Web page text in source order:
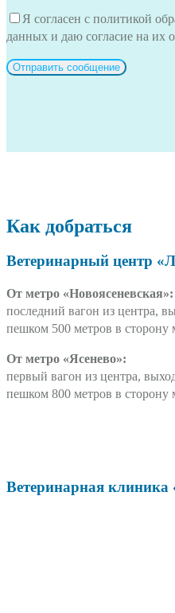
Я согласен с политикой
данных и даю согласие на их
Как добраться
Ветеринарный центр
От метро «Новоясеневская»:
последний вагон из центра,
пешком 500 метров в сторону
От метро «Ясенево»:
первый вагон из центра,
пешком 800 метров в сторону
Ветеринарная